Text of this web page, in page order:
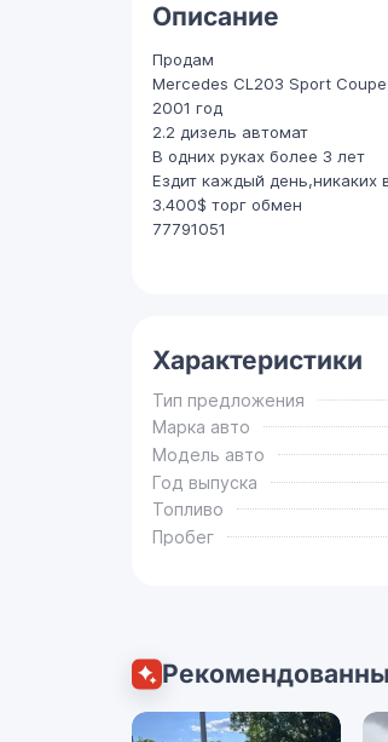
Описание
Продам
Mercedes CL203 Sport Coupe
2001 год
2.2 дизель автомат
В одних руках более 3 лет
Ездит каждый день,никаких
3.400$ торг обмен
77791051
Характеристики
Тип предложения
Марка авто
Модель авто
Год выпуска
Топливо
Пробег